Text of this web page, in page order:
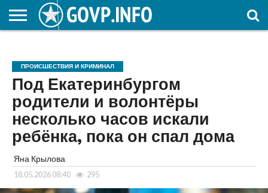
ОБРАЗОВАНИЕ
ПРОИСШЕСТВИЯ И КРИМИНАЛ
Под Екатеринбургом
родители и волонтёры
несколько часов искали
ребёнка, пока он спал дома
Яна Крылова
18.05.2026 08:40 295